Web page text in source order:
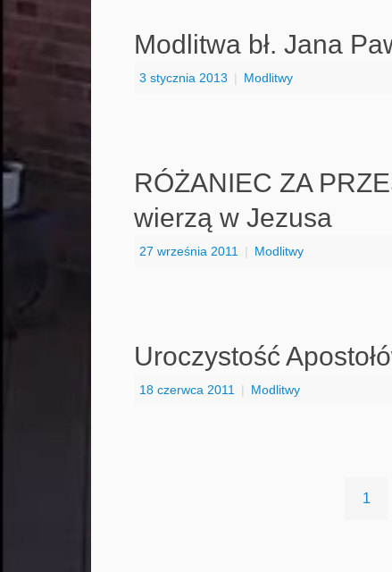
Modlitwa bł. Jana
3 stycznia 2013 | Modlitwy
RÓŻANIEC ZA
wierzą w Jezusa
27 września 2011 | Modlitwy
Uroczystość
18 czerwca 2011 | Modlitwy
1